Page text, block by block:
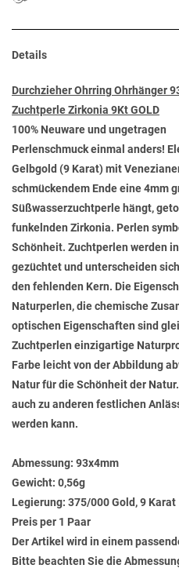
Details
Durchzieher Ohrring Ohrhänger
Zuchtperle Zirkonia 9Kt GOLD
100% Neuware und ungetragen
Perlenschmuck einmal anders!
Gelbgold (9 Karat) mit
schmückendem Ende eine 4mm
Süßwasserzuchtperle hängt,
funkelnden Zirkonia. Perlen
Schönheit. Zuchtperlen werden
gezüchtet und unterscheiden
den fehlenden Kern. Die
Naturperlen, die chemische
optischen Eigenschaften sind
Zuchtperlen einzigartige
Farbe leicht von der Abbildung
Natur für die Schönheit der
auch zu anderen festlichen
werden kann.
Abmessung: 93x4mm
Gewicht: 0,56g
Legierung: 375/000 Gold, 9 Karat
Preis per 1 Paar
Der Artikel wird in einem
Bitte beachten Sie die